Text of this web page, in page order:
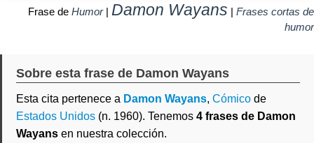
Frase de Humor| Damon Wayans | Frases cortas de
humor
Sobre esta frase de Damon Wayans
Esta cita pertenece a Damon Wayans, Cómico de
Estados Unidos (n. 1960). Tenemos 4 frases de Damon
Wayans en nuestra colección.